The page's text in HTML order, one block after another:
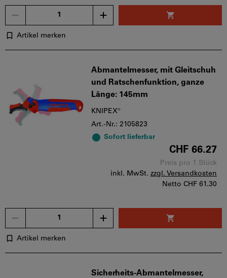
Artikel merken
Abmantelmesser, mit Gleitschuh
und Ratschenfunktion, ganze
Länge: 145mm
KNIPEX®
Art.-Nr.: 2105823
Sofort lieferbar
CHF 66.27
Preis pro 1 Stück
inkl. MwSt. zzgl. Versandkosten
Netto CHF 61.30
Artikel merken
Sicherheits-Abmantelmesser,